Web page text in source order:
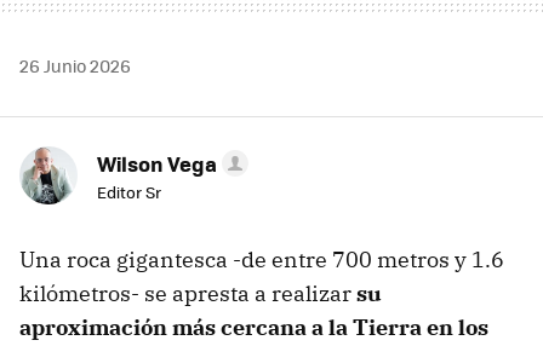
26 Junio 2026
Wilson Vega
Editor Sr
Una roca gigantesca -de entre 700 metros y 1.6
kilómetros- se apresta a realizarsu
aproximación más cercana a la Tierra en los